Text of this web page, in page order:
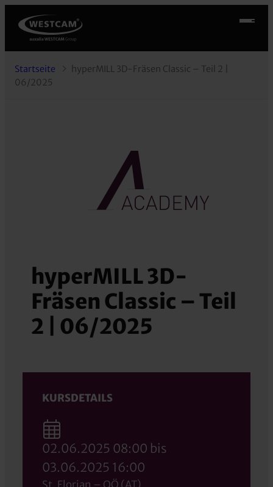
Startseite
hyperMILL 3D-Fräsen Classic – Teil 2 |
06/2025
hyperMILL 3D-
Fräsen Classic – Teil
2 | 06/2025
KURSDETAILS
02.06.2025 08:00 bis
03.06.2025 16:00